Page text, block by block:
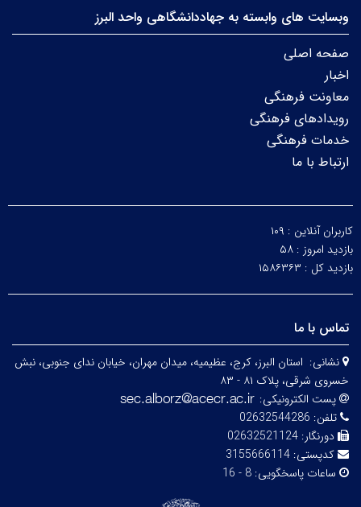
وبسایت های وابسته به جهاددانشگاهی واحد البرز
صفحه اصلی
اخبار
معاونت فرهنگی
رویدادهای فرهنگی
خدمات فرهنگی
ارتباط با ما
کاربران آنلاین : ۱۰۹
بازدید امروز : ۵۸
بازدید کل : ۱۵۸۶۳۶۳
تماس با ما
نشانی: استان البرز، کرج، عظیمیه، میدان مهران، خیابان ندای جنوبی، نبش
خسروی شرقی، پلاک ۸۱ - ۸۳
پست الکترونیکی:
تلفن: 02632544286
دورنگار: 02632521124
کدپستی: 3155666114
ساعات پاسخگویی: 8 - 16